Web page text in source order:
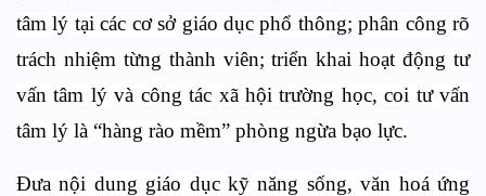
tâm lý tại các cơ sở giáo dục phổ thông; phân công rõ
trách nhiệm từng thành viên; triển khai hoạt động tư
vấn tâm lý và công tác xã hội trường học, coi tư vấn
tâm lý là “hàng rào mềm” phòng ngừa bạo lực.
Đưa nội dung giáo dục kỹ năng sống, văn hoá ứng